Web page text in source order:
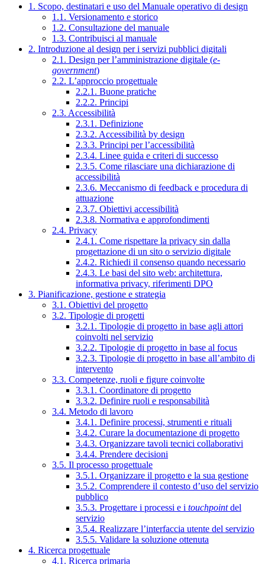
1. Scopo, destinatari e uso del Manuale operativo di design
1.1. Versionamento e storico
1.2. Consultazione del manuale
1.3. Contribuisci al manuale
2. Introduzione al design per i servizi pubblici digitali
2.1. Design per l’amministrazione digitale (e-
government)
2.2. L’approccio progettuale
2.2.1. Buone pratiche
2.2.2. Principi
2.3. Accessibilità
2.3.1. Definizione
2.3.2. Accessibilità by design
2.3.3. Principi per l’accessibilità
2.3.4. Linee guida e criteri di successo
2.3.5. Come rilasciare una dichiarazione di
accessibilità
2.3.6. Meccanismo di feedback e procedura di
attuazione
2.3.7. Obiettivi accessibilità
2.3.8. Normativa e approfondimenti
2.4. Privacy
2.4.1. Come rispettare la privacy sin dalla
progettazione di un sito o servizio digitale
2.4.2. Richiedi il consenso quando necessario
2.4.3. Le basi del sito web: architettura,
informativa privacy, riferimenti DPO
3. Pianificazione, gestione e strategia
3.1. Obiettivi del progetto
3.2. Tipologie di progetti
3.2.1. Tipologie di progetto in base agli attori
coinvolti nel servizio
3.2.2. Tipologie di progetto in base al focus
3.2.3. Tipologie di progetto in base all’ambito di
intervento
3.3. Competenze, ruoli e figure coinvolte
3.3.1. Coordinatore di progetto
3.3.2. Definire ruoli e responsabilità
3.4. Metodo di lavoro
3.4.1. Definire processi, strumenti e rituali
3.4.2. Curare la documentazione di progetto
3.4.3. Organizzare tavoli tecnici collaborativi
3.4.4. Prendere decisioni
3.5. Il processo progettuale
3.5.1. Organizzare il progetto e la sua gestione
3.5.2. Comprendere il contesto d’uso del servizio
pubblico
3.5.3. Progettare i processi e i touchpointdel
servizio
3.5.4. Realizzare l’interfaccia utente del servizio
3.5.5. Validare la soluzione ottenuta
4. Ricerca progettuale
4.1. Ricerca primaria